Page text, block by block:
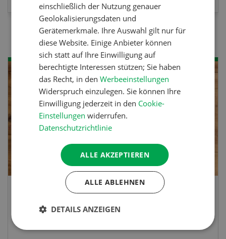
Poulet mit Spinat-Dörrtomaten-
Rahmsauce
einschließlich der Nutzung genauer
Geolokalisierungsdaten und
Gerätemerkmale. Ihre Auswahl gilt nur für
diese Website. Einige Anbieter können
sich statt auf Ihre Einwilligung auf
berechtigte Interessen stützen; Sie haben
das Recht, in denWerbeeinstellungen
Widerspruch einzulegen. Sie können Ihre
Einwilligung jederzeit in den Cookie-
Einstellungen widerrufen.
Datenschutzrichtlinie
ALLE AKZEPTIEREN
ALLE ABLEHNEN
DETAILS ANZEIGEN